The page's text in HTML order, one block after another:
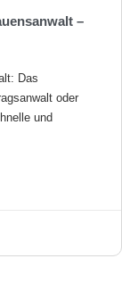
–
Das
oder
und